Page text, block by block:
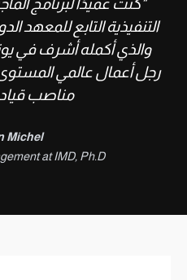
رجل أعمال عالمي
مناصب
Michel
at IMD, Ph.D